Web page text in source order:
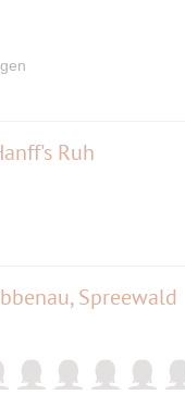
Ruh
Spreewald